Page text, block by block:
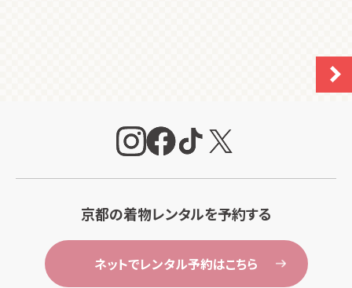
京都の着物レンタルを予約する
ネットでレンタル予約はこちら